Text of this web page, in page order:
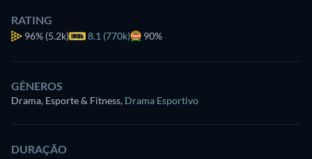
RATING
96% (5.2k) 8.1 (770k) 90%
GÊNEROS
Drama, Esporte & Fitness, Drama Esportivo
DURAÇÃO